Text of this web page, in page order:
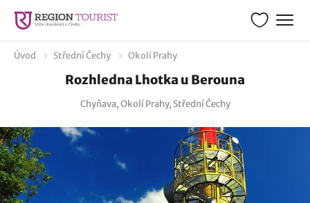
Úvod Střední Čechy Okolí Prahy
Rozhledna Lhotka u Berouna
Chyňava, Okolí Prahy, Střední Čechy